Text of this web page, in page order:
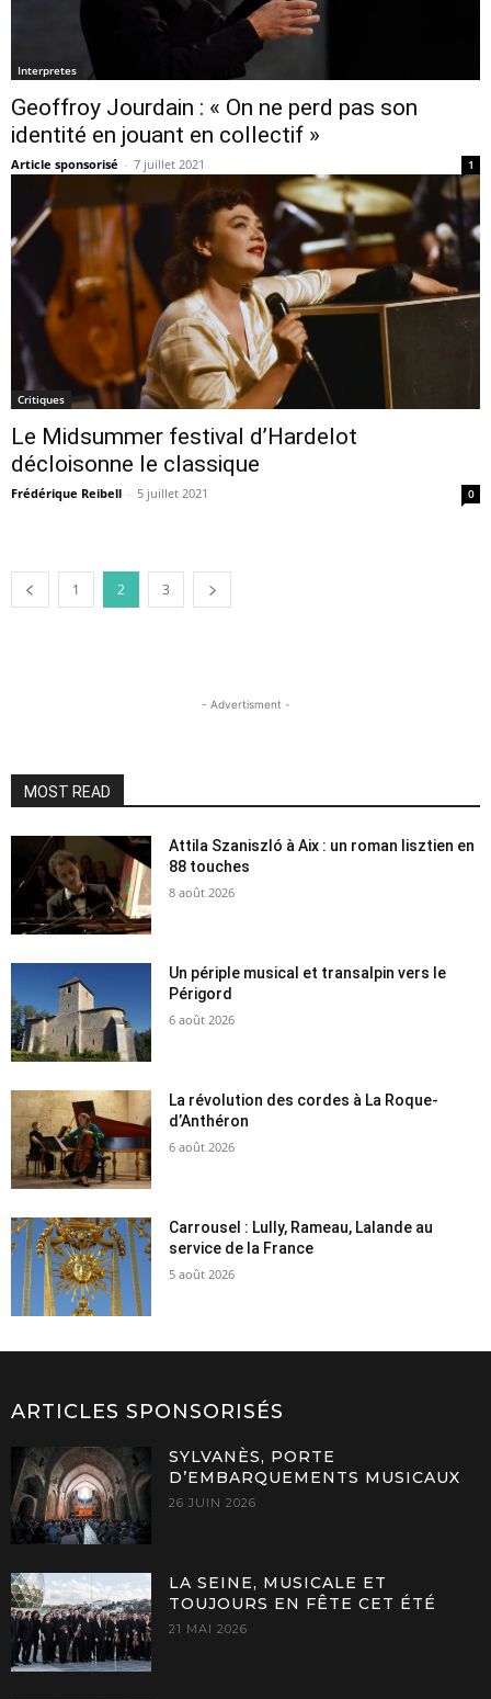
Interpretes
Geoffroy Jourdain : « On ne perd pas son
identité en jouant en collectif »
Article sponsorisé - 7 juillet 2021 1
Critiques
Le Midsummer festival d’Hardelot
décloisonne le classique
Frédérique Reibell - 5 juillet 2021 0
1 2 3
- Advertisment -
MOST READ
Attila Szaniszló à Aix : un roman lisztien en
88 touches
8 août 2026
Un périple musical et transalpin vers le
Périgord
6 août 2026
La révolution des cordes à La Roque-
d’Anthéron
6 août 2026
Carrousel : Lully, Rameau, Lalande au
service de la France
5 août 2026
ARTICLES SPONSORISÉS
SYLVANÈS, PORTE
D’EMBARQUEMENTS MUSICAUX
26 JUIN 2026
LA SEINE, MUSICALE ET
TOUJOURS EN FÊTE CET ÉTÉ
21 MAI 2026